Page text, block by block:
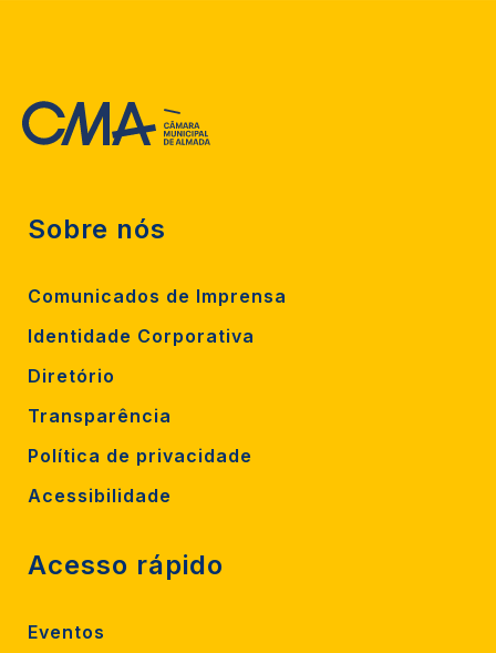
Sobre nós
Comunicados de Imprensa
Identidade Corporativa
Diretório
Transparência
Política de privacidade
Acessibilidade
Acesso rápido
Eventos